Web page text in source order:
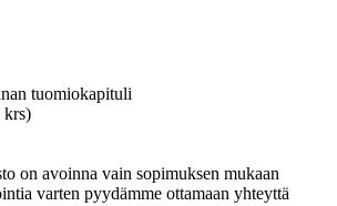
tuomiokapituli
krs)
on avoinna vain sopimuksen mukaan
varten pyydämme ottamaan yhteyttä